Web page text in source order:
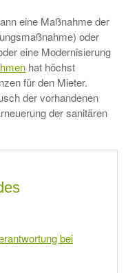
eine Maßnahme der
oder
eine Modernisierung
hat höchst
für den Mieter.
der vorhandenen
der sanitären
bei